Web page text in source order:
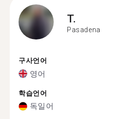
T.
Pasadena
구사언어
영어
학습언어
독일어